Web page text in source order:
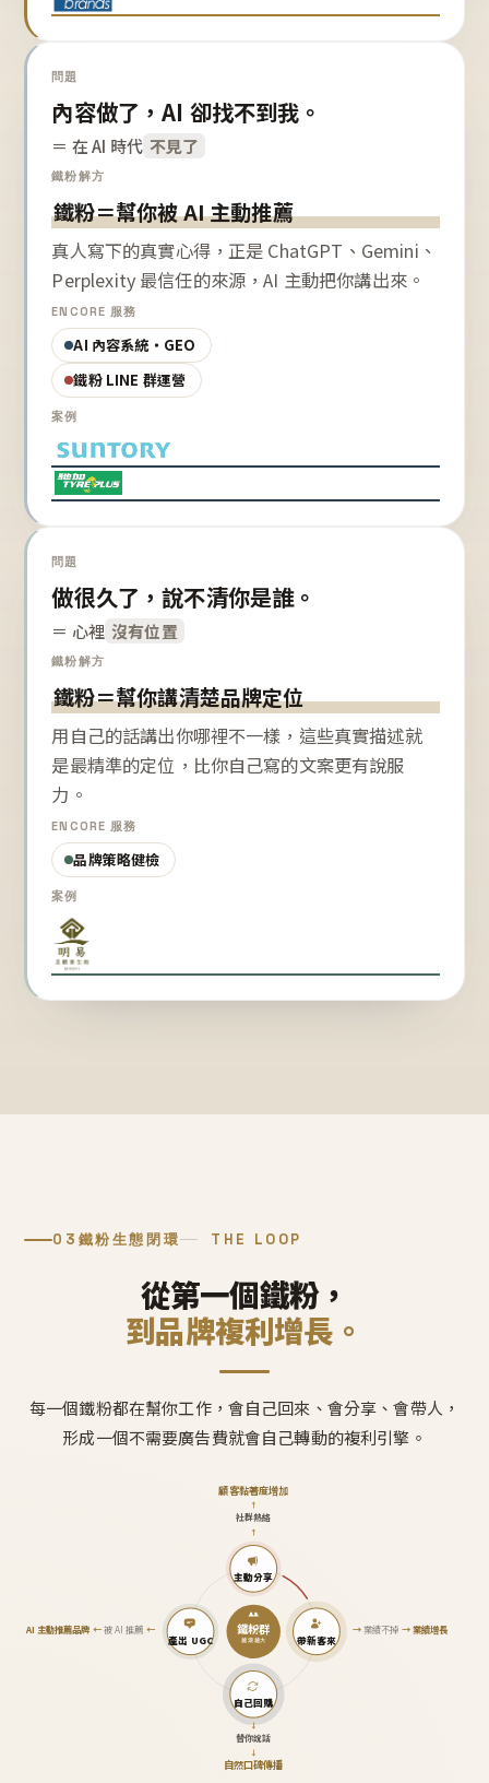
問題
內容做了，AI 卻找不到我。
＝ 在 AI 時代 不見了
鐵粉解方
鐵粉＝幫你被 AI 主動推薦
真人寫下的真實心得，正是 ChatGPT、Gemini、
Perplexity 最信任的來源，AI 主動把你講出來。
ENCORE 服務
AI 內容系統・GEO
鐵粉 LINE 群運營
案例
問題
做很久了，說不清你是誰。
＝ 心裡 沒有位置
鐵粉解方
鐵粉＝幫你講清楚品牌定位
用自己的話講出你哪裡不一樣，這些真實描述就
是最精準的定位，比你自己寫的文案更有說服
力。
ENCORE 服務
品牌策略健檢
案例
03 鐵粉生態閉環 THE LOOP
從第一個鐵粉，
到品牌複利增長。
每一個鐵粉都在幫你工作，會自己回來、會分享、會帶人，
形成一個不需要廣告費就會自己轉動的複利引擎。
鐵粉群
越滾越大
主動分享
↑
社群熱絡
↑
顧客黏著度增加
帶新客來
→業績不掉 →業績增長
自己回購
↓
替你說話
↓
自然口碑傳播
產出 UGC
AI 主動推薦品牌←被 AI 推薦 ←